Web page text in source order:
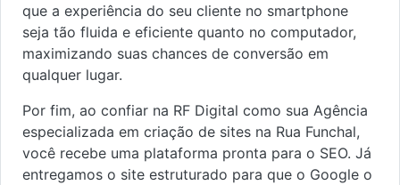
que a experiência do seu cliente no smartphone
seja tão fluida e eficiente quanto no computador,
maximizando suas chances de conversão em
qualquer lugar.
Por fim, ao confiar na RF Digital como sua Agência
especializada em criação de sites na Rua Funchal,
você recebe uma plataforma pronta para o SEO. Já
entregamos o site estruturado para que o Google o